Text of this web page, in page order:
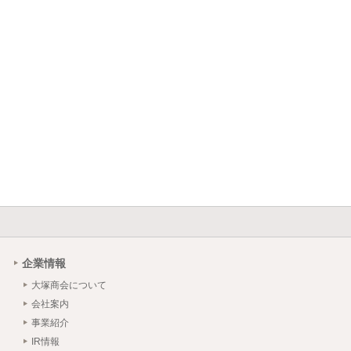
企業情報
大塚商会について
会社案内
事業紹介
IR情報